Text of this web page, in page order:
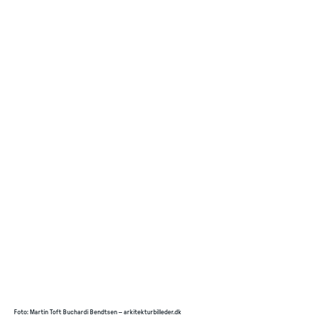
Foto: Martin Toft Buchardi Bendtsen – arkitekturbilleder.dk